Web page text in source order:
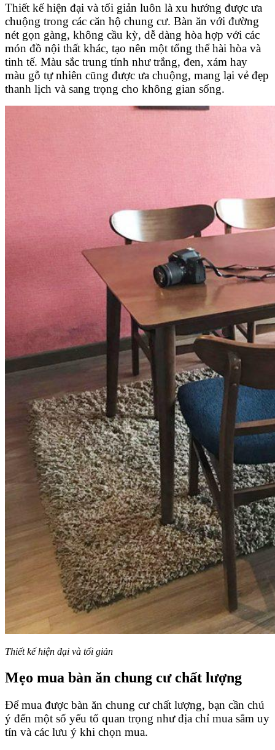
Thiết kế hiện đại và tối giản luôn là xu hướng được ưa
chuộng trong các căn hộ chung cư. Bàn ăn với đường
nét gọn gàng, không cầu kỳ, dễ dàng hòa hợp với các
món đồ nội thất khác, tạo nên một tổng thể hài hòa và
tinh tế. Màu sắc trung tính như trắng, đen, xám hay
màu gỗ tự nhiên cũng được ưa chuộng, mang lại vẻ đẹp
thanh lịch và sang trọng cho không gian sống.
Thiết kế hiện đại và tối giản
Mẹo mua bàn ăn chung cư chất lượng
Để mua được bàn ăn chung cư chất lượng, bạn cần chú
ý đến một số yếu tố quan trọng như địa chỉ mua sắm uy
tín và các lưu ý khi chọn mua.